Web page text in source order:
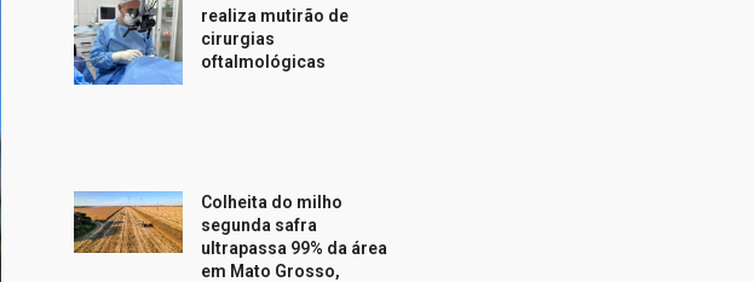
realiza mutirão de
cirurgias
oftalmológicas
Colheita do milho
segunda safra
ultrapassa 99% da área
em Mato Grosso,